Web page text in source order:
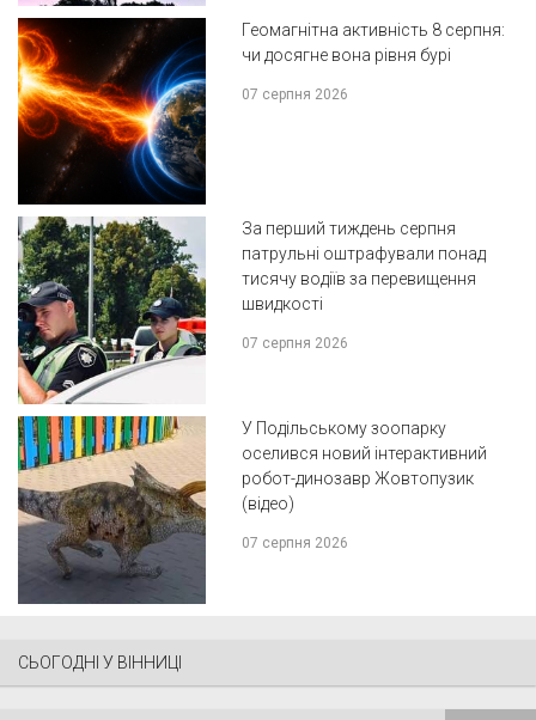
Геомагнітна активність 8 серпня:
чи досягне вона рівня бурі
07 серпня 2026
За перший тиждень серпня
патрульні оштрафували понад
тисячу водіїв за перевищення
швидкості
07 серпня 2026
У Подільському зоопарку
оселився новий інтерактивний
робот-динозавр Жовтопузик
(відео)
07 серпня 2026
СЬОГОДНІ У ВІННИЦІ